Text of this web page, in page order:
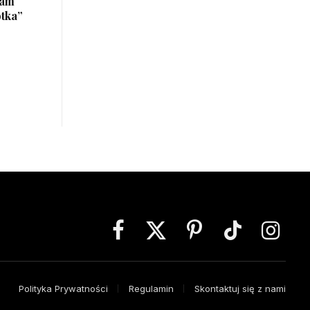
Facebook
X
PinterestTikTok
Polityka Prywatności Regulamin Skontaktuj się z nami